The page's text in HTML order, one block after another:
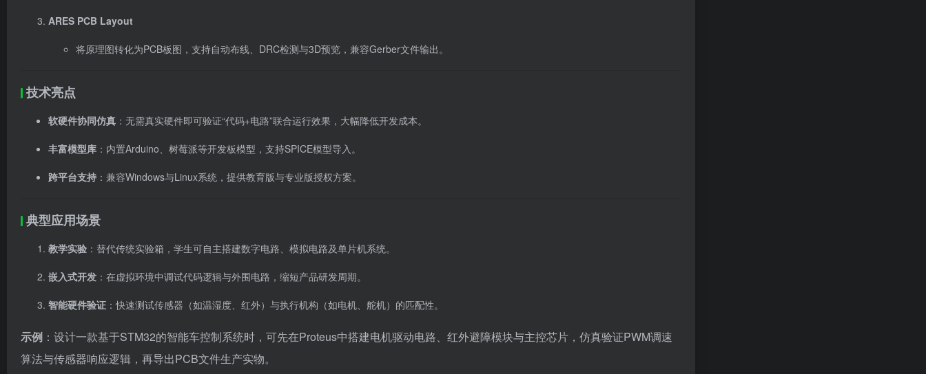
ARES PCB Layout
将原理图转化为PCB板图，支持自动布线、DRC检测与3D预览，兼容Gerber文件输出。
技术亮点
软硬件协同仿真 ：无需真实硬件即可验证“代码+电路”联合运行效果，大幅降低开发成本。
丰富模型库 ：内置Arduino、树莓派等开发板模型，支持SPICE模型导入。
跨平台支持 ：兼容Windows与Linux系统，提供教育版与专业版授权方案。
典型应用场景
教学实验 ：替代传统实验箱，学生可自主搭建数字电路、模拟电路及单片机系统。
嵌入式开发 ：在虚拟环境中调试代码逻辑与外围电路，缩短产品研发周期。
智能硬件验证 ：快速测试传感器（如温湿度、红外）与执行机构（如电机、舵机）的匹配性。
示例 ：设计一款基于STM32的智能车控制系统时，可先在Proteus中搭建电机驱动电路、红外避障模块与主控芯片，仿真验证PWM调速
算法与传感器响应逻辑，再导出PCB文件生产实物。